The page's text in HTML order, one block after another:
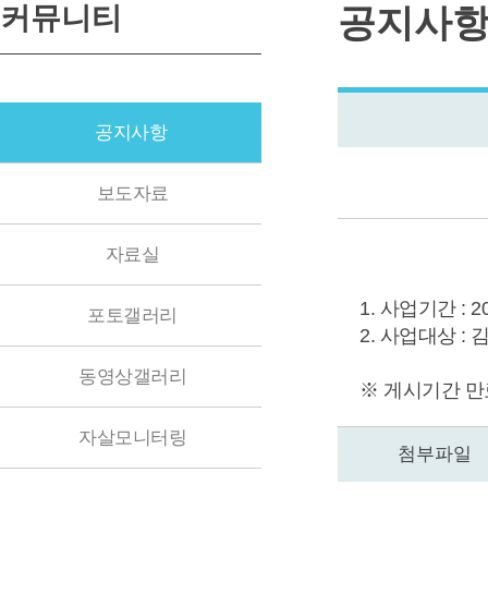
커뮤니티
공지사항
보도자료
자료실
포토갤러리
동영상갤러리
자살모니터링
공지사
1. 사업기간 :
2. 사업대상 :
※ 게시기간 만
첨부파일